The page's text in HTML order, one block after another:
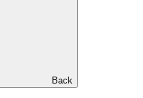
Back